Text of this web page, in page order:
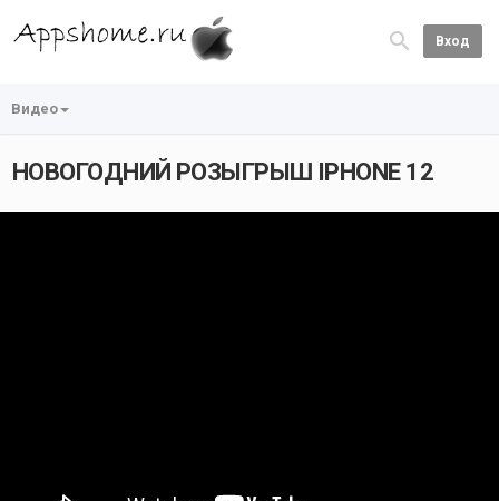
Вход
Видео
НОВОГОДНИЙ РОЗЫГРЫШ IPHONE 12